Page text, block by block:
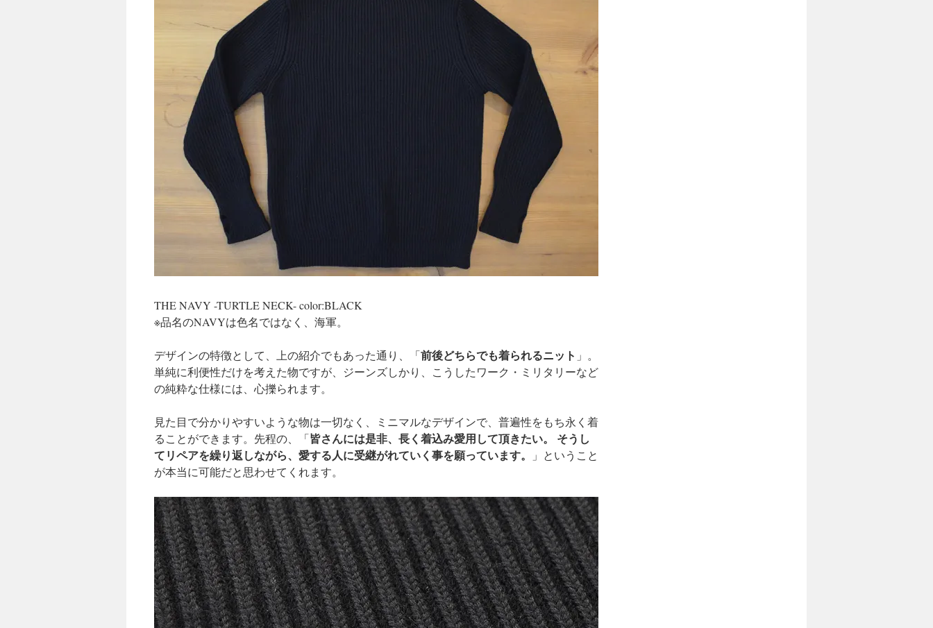
THE NAVY -TURTLE NECK- color:BLACK
※品名のNAVYは色名ではなく、海軍。
デザインの特徴として、上の紹介でもあった通り、「前後どちらでも着られるニット 」。
単純に利便性だけを考えた物ですが、ジーンズしかり、こうしたワーク・ミリタリーなど
の純粋な仕様には、心擽られます。
見た目で分かりやすいような物は一切なく、ミニマルなデザインで、普遍性をもち永く着
ることができます。先程の、「皆さんには是非、長く着込み愛用して頂きたい。 そうし
てリペアを繰り返しながら、愛する人に受継がれていく事を願っています。
」ということ
が本当に可能だと思わせてくれます。